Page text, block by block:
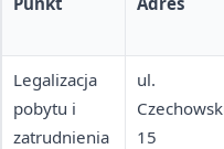
Legalizacja
pobytu i
zatrudnienia
ul.
15